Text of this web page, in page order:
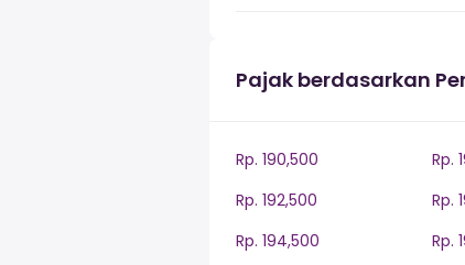
Pajak berdasarkan
Rp. 190,500 Rp.
Rp. 192,500
Rp.
Rp. 194,500
Rp.